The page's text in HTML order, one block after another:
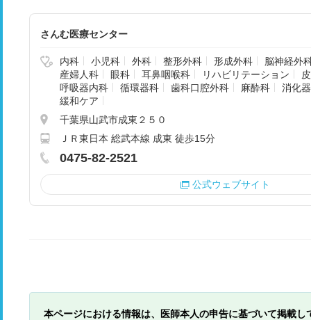
さんむ医療センター
内科 小児科 外科 整形外科 形成外科
脳神経外
産婦人科
眼科 耳鼻咽喉科 リハビリテーション
呼吸器内科
循環器科 歯科口腔外科 麻酔科
消化
緩和ケア
千葉県山武市成東２５０
ＪＲ東日本 総武本線 成東 徒歩15分
0475-82-2521
公式ウェブサイト
本ページにおける情報は、医師本人の申告に基づいて掲載